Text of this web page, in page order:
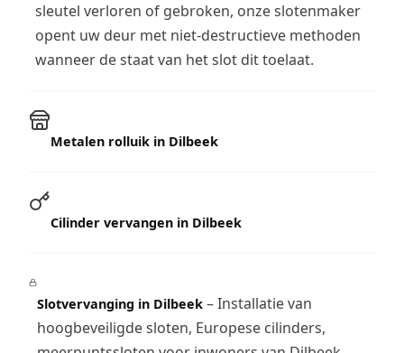
sleutel verloren of gebroken, onze slotenmaker
opent uw deur met niet-destructieve methoden
wanneer de staat van het slot dit toelaat.
Metalen rolluik in Dilbeek
Cilinder vervangen in Dilbeek
Slotvervanging in Dilbeek – Installatie van
hoogbeveiligde sloten, Europese cilinders,